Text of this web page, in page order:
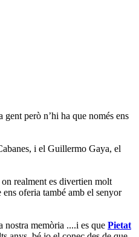
però n’hi ha que només ens
i el Guillermo Gaya, el
realment es divertien molt
oferia també amb el senyor
nostra memòria ....i es que Pietat